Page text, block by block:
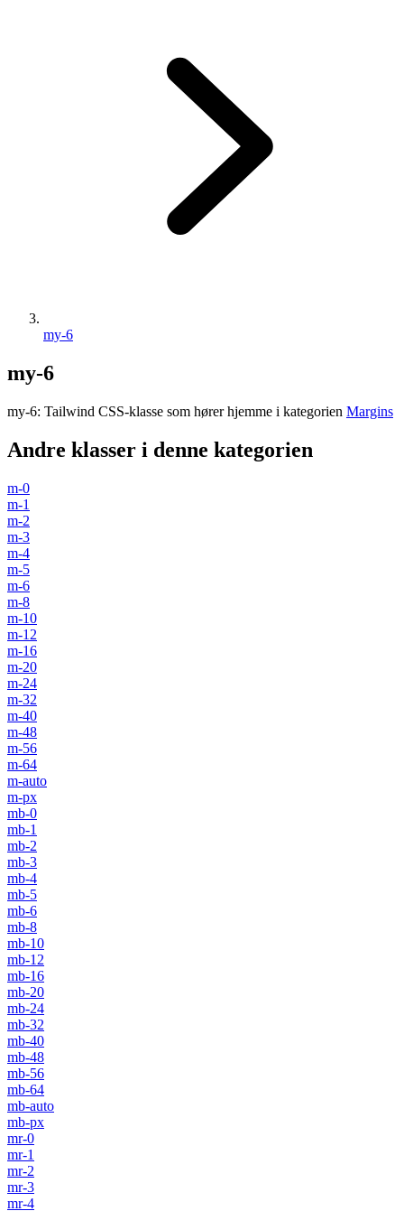
my-6
my-6
my-6: Tailwind CSS-klasse som hører hjemme i kategorien Margins
Andre klasser i denne kategorien
m-0
m-1
m-2
m-3
m-4
m-5
m-6
m-8
m-10
m-12
m-16
m-20
m-24
m-32
m-40
m-48
m-56
m-64
m-auto
m-px
mb-0
mb-1
mb-2
mb-3
mb-4
mb-5
mb-6
mb-8
mb-10
mb-12
mb-16
mb-20
mb-24
mb-32
mb-40
mb-48
mb-56
mb-64
mb-auto
mb-px
mr-0
mr-1
mr-2
mr-3
mr-4